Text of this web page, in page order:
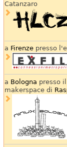
Catanzaro
a Firenzepresso
a Bologna presso il
makerspace di